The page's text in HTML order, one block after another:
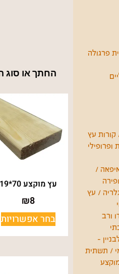
פרגולה
קורות עץ
ופרופילי
/
/ עץ
ורב
-
/ תשתית
החתך או
עץ מוקצע 70*19
₪8
בחר אפשרויות